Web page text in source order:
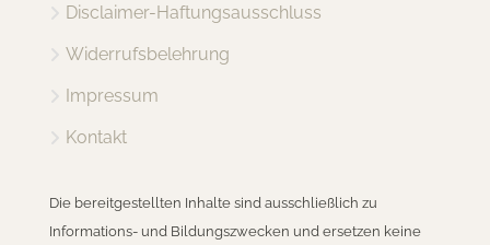
Disclaimer-Haftungsausschluss
Widerrufsbelehrung
Impressum
Kontakt
Die bereitgestellten Inhalte sind ausschließlich zu
Informations- und Bildungszwecken und ersetzen keine